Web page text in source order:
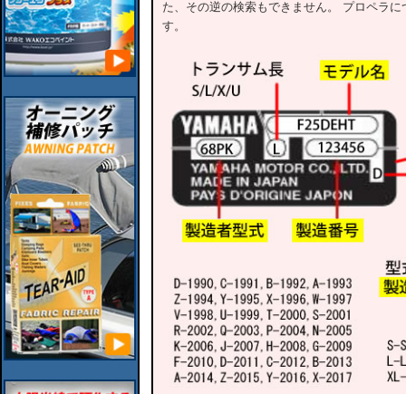
た、その逆の検索もできません。 プロペラ
す。